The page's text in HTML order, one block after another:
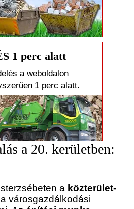
1 perc alatt
a weboldalon
1 perc alatt.
a 20. kerületben:
a közterület-
városgazdálkodási